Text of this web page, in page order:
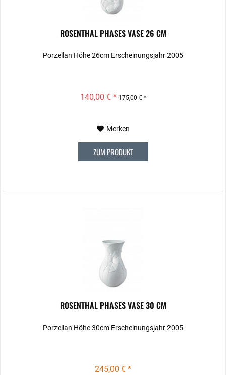
ROSENTHAL PHASES VASE 26 CM
Porzellan Höhe 26cm Erscheinungsjahr 2005
140,00 € * 175,00 € *
Merken
ZUM PRODUKT
ROSENTHAL PHASES VASE 30 CM
Porzellan Höhe 30cm Erscheinungsjahr 2005
245,00 € *